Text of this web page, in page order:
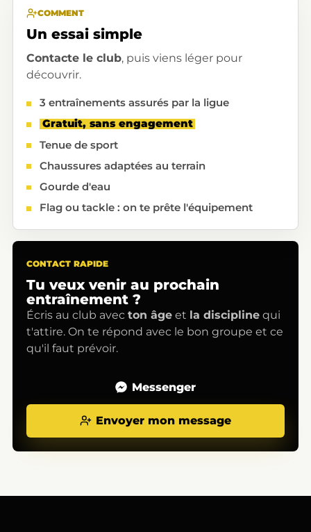
COMMENT
Un essai simple
Contacte le club, puis viens léger pour
découvrir.
3 entraînements assurés par la ligue
Gratuit, sans engagement
Tenue de sport
Chaussures adaptées au terrain
Gourde d'eau
Flag ou tackle : on te prête l'équipement
CONTACT RAPIDE
Tu veux venir au prochain
entraînement ?
Écris au club avec ton âgeet la disciplinequi
t'attire. On te répond avec le bon groupe et ce
qu'il faut prévoir.
Messenger
Envoyer mon message